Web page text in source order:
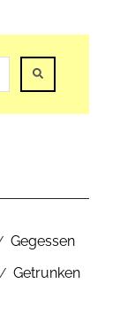
Gegessen
Getrunken